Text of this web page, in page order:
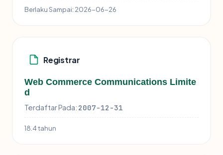
Berlaku Sampai: 2026-06-26
Registrar
Web Commerce Communications Limite
d
Terdaftar Pada: 2007-12-31
18.4 tahun